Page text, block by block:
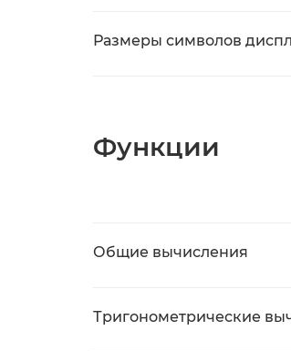
Размеры символов
Функции
Общие вычисления
Тригонометрические